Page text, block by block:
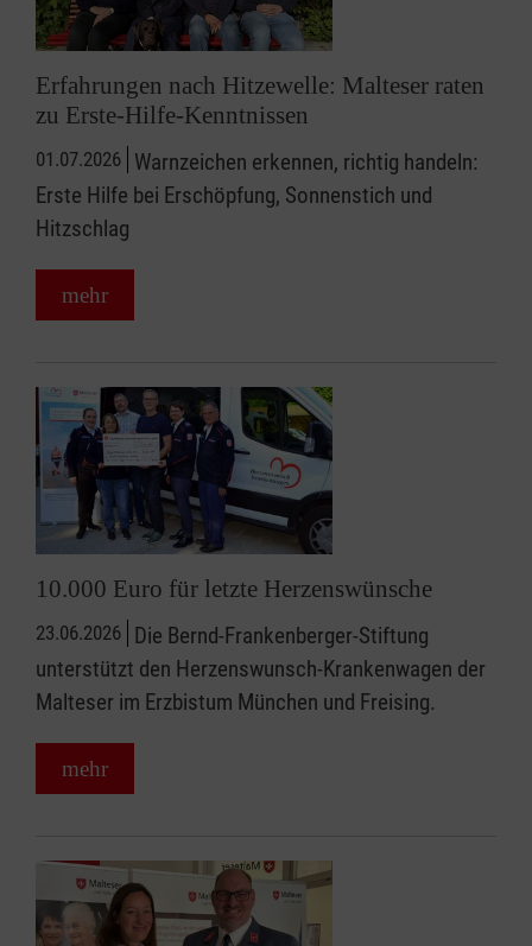
Erfahrungen nach Hitzewelle: Malteser raten
zu Erste-Hilfe-Kenntnissen
01.07.2026 Warnzeichen erkennen, richtig handeln:
Erste Hilfe bei Erschöpfung, Sonnenstich und
Hitzschlag
mehr
10.000 Euro für letzte Herzenswünsche
23.06.2026 Die Bernd-Frankenberger-Stiftung
unterstützt den Herzenswunsch-Krankenwagen der
Malteser im Erzbistum München und Freising.
mehr